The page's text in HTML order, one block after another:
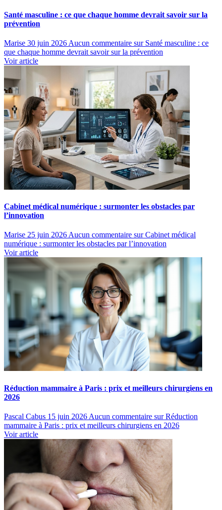
Santé masculine : ce que chaque homme devrait savoir sur la
prévention
Marise 30 juin 2026 Aucun commentaire sur Santé masculine : ce
que chaque homme devrait savoir sur la prévention
Voir article
Cabinet médical numérique : surmonter les obstacles par
l’innovation
Marise 25 juin 2026 Aucun commentaire sur Cabinet médical
numérique : surmonter les obstacles par l’innovation
Voir article
Réduction mammaire à Paris : prix et meilleurs chirurgiens en
2026
Pascal Cabus 15 juin 2026 Aucun commentaire sur Réduction
mammaire à Paris : prix et meilleurs chirurgiens en 2026
Voir article